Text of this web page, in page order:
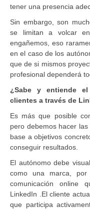
tener una presencia
Sin embargo, son
se limitan a volcar
engañemos, eso
en el caso de los
que de si mismos
profesional dependerá
¿Sabe y entiende
clientes a través de
Es más que posible
pero debemos hacer
base a objetivos
conseguir resultados.
El autónomo debe
como una marca,
comunicación online
LinkedIn .El cliente
que participa